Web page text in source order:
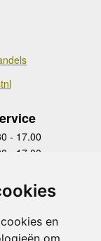
en
om
- 17.00
- 17.00
- 17.00
- 17.00